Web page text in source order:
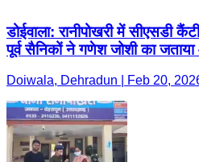
डोईवाला: रानीपोखरी में सीएसडी
पूर्व सैनिकों ने गणेश जोशी का
Doiwala, Dehradun | Feb 20,